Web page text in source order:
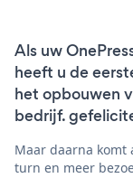
Als uw
heeft u de
het opbouwen
bedrijf.
Maar daarna komt
turn en meer